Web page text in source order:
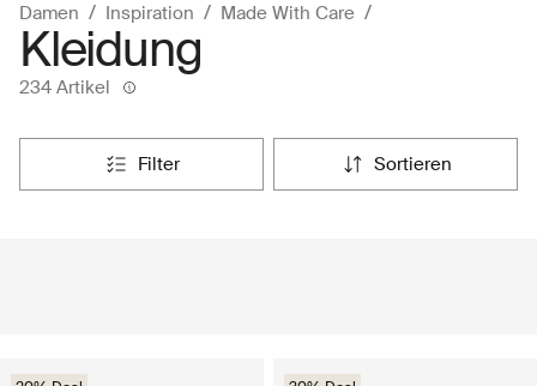
Damen Inspiration Made With Care
Kleidung
234 Artikel
filter sortieren